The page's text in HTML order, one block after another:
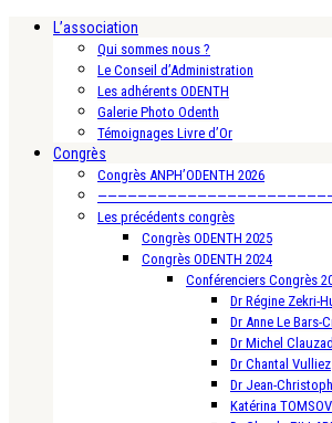
L’association
Qui sommes nous ?
Le Conseil d’Administration
Les adhérents ODENTH
Galerie Photo Odenth
Témoignages Livre d’Or
Congrès
Congrès ANPH’ODENTH 2026
Les précédents congrès
Congrès ODENTH 2025
Congrès ODENTH 2024
Conférenciers Congrès
Dr Régine Zekri-
Dr Anne Le Bars-
Dr Michel
Dr Chantal Vulliez
Dr Jean-
Katérina